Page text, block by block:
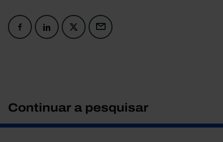
Continuar a pesquisar